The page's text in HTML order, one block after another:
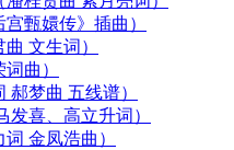
甄嬛传》插曲）
文生词）
曲）
郝梦曲 五线谱）
发喜、高立升词）
金凤浩曲）